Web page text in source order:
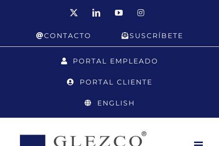
LinkedInYouTubeInstagram
CONTACTO SUSCRÍBETE
PORTAL EMPLEADO
PORTAL CLIENTE
ENGLISH